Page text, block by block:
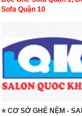
Sofa Quận 10
⭐ CƠ SỞ GHẾ NỆM -